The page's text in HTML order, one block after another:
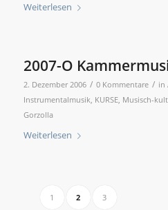
Weiterlesen
2007-O
2. Dezember 2006 / 0 Kommentare / in
Instrumentalmusik, KURSE, Musisch-
Gorzolla
Weiterlesen
1 2 3